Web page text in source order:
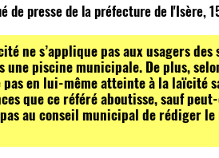
de presse de la préfecture de l'Isère,
ne s’applique pas aux usagers
une piscine municipale. De plus,
en lui-même atteinte à la laïcité
que ce référé aboutisse, sauf
au conseil municipal de rédiger